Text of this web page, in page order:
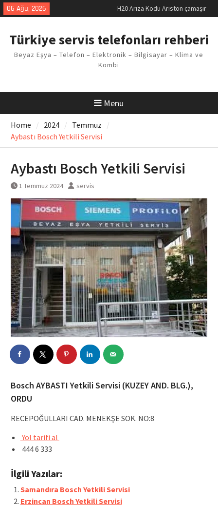
Skip
to
06 Ağu, 2026
H20 Arıza Kodu Ariston çamaşır
makinesi Sorunu
Arçelik buzdolabı F5 Hatası
Vaillant çamaşır makinesi E03
Arıza Kodu
Türkiye servis telefonları rehberi
Beyaz Eşya – Telefon – Elektronik – Bilgisayar – Klima ve
Kombi
Menu
Home 2024
Temmuz
Aybastı Bosch Yetkili Servisi
Aybastı Bosch Yetkili Servisi
1 Temmuz 2024 servis
Bosch AYBASTI Yetkili Servisi (KUZEY AND. BLG.),
ORDU
RECEPOĞULLARI CAD. MENEKŞE SOK. NO:8
Yol tarifi al
444 6 333
İlgili Yazılar:
Samandıra Bosch Yetkili Servisi
Erzincan Bosch Yetkili Servisi